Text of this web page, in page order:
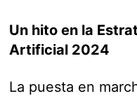
Un hito en la
Artificial 2024
La puesta en